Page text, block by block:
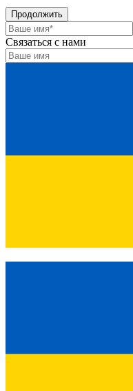
Продолжить
Связаться с нами